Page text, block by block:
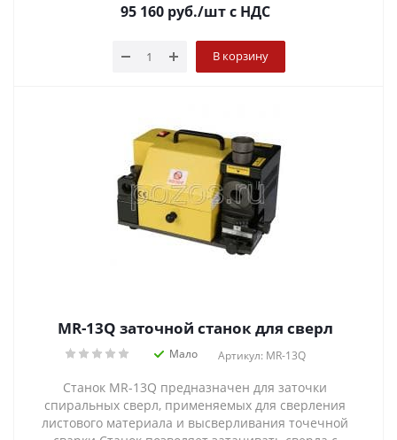
95 160 руб./штс НДС
В корзину
MR-13Q заточной станок для сверл
Мало Артикул: MR-13Q
Станок MR-13Q предназначен для заточки
спиральных сверл, применяемых для сверления
листового материала и высверливания точечной